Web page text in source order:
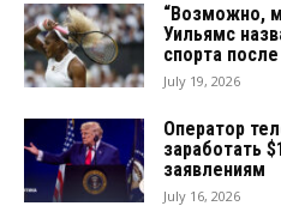
“Возможно,
Уильямс
спорта
July 19, 2026
Оператор
заработать
заявлениям
July 16, 2026